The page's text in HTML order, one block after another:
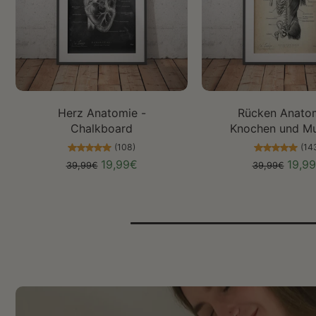
Herz Anatomie -
Chalkboard
(108)
39,99€ 19,99€
Rücken
Knochen und
39,99€